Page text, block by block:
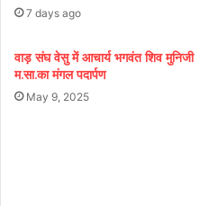
7 days ago
वाड़ संघ वेसु में आचार्य भगवंत शिव मुनिजी
म.सा.का मंगल पदार्पण
May 9, 2025